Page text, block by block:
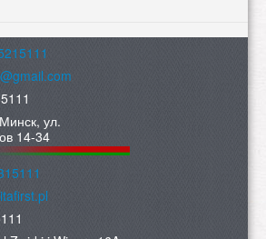
ул.
14-34